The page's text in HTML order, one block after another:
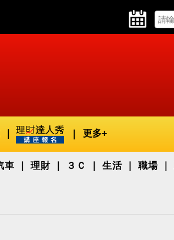
更多+
車 理財 ３Ｃ 生活 職場